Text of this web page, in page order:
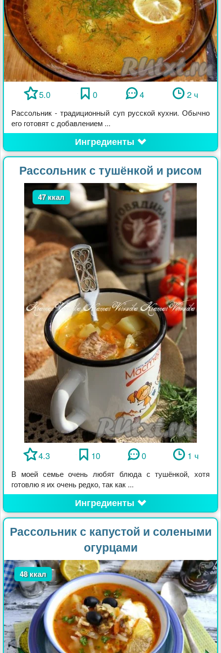
5.0 0 4 2 ч
Рассольник - традиционный суп русской кухни. Обычно
его готовят с добавлением ...
Ингредиенты
Рассольник с тушёнкой и рисом
47 ккал
4.3 10 0 1 ч
В моей семье очень любят блюда с тушёнкой, хотя
готовлю я их очень редко, так как ...
Ингредиенты
Рассольник с капустой и солеными
огурцами
48 ккал